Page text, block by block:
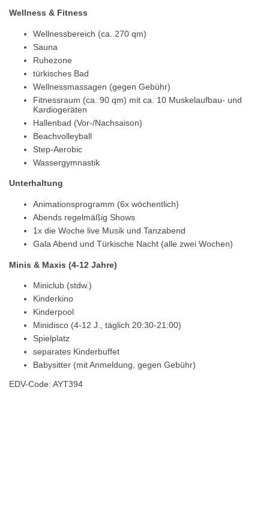
Wellness & Fitness
Wellnessbereich (ca. 270 qm)
Sauna
Ruhezone
türkisches Bad
Wellnessmassagen (gegen Gebühr)
Fitnessraum (ca. 90 qm) mit ca. 10 Muskelaufbau- und
Kardiogeräten
Hallenbad (Vor-/Nachsaison)
Beachvolleyball
Step-Aerobic
Wassergymnastik
Unterhaltung
Animationsprogramm (6x wöchentlich)
Abends regelmäßig Shows
1x die Woche live Musik und Tanzabend
Gala Abend und Türkische Nacht (alle zwei Wochen)
Minis & Maxis (4-12 Jahre)
Miniclub (stdw.)
Kinderkino
Kinderpool
Minidisco (4-12 J., täglich 20:30-21:00)
Spielplatz
separates Kinderbuffet
Babysitter (mit Anmeldung, gegen Gebühr)
EDV-Code: AYT394